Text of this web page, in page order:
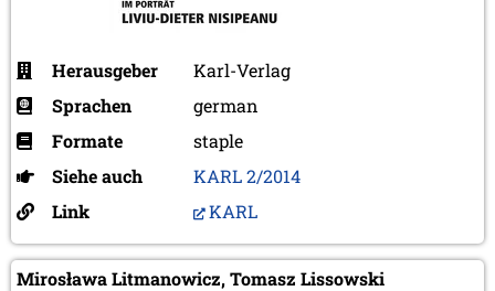
Herausgeber
Karl-Verlag
Sprachen
german
Formate
staple
Siehe auch
KARL 2/2014
Link
KARL
Mirosława Litmanowicz, Tomasz Lissowski